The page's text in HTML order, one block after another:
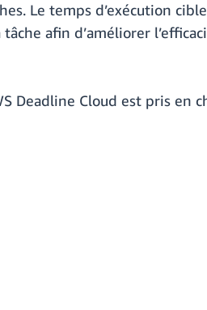
Le temps d’exécution
afin d’améliorer
Deadline Cloud est pris en